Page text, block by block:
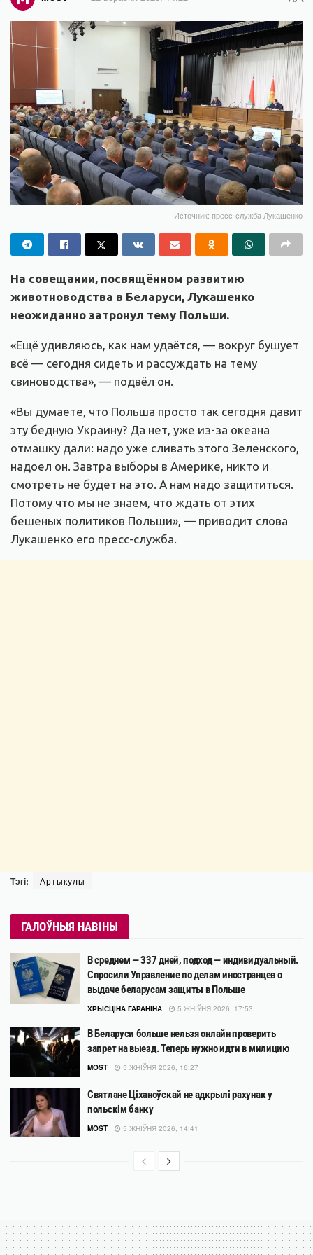
Источник: пресс-служба Лукашенко
На совещании, посвящённом развитию
животноводства в Беларуси, Лукашенко
неожиданно затронул тему Польши.
«Ещё удивляюсь, как нам удаётся, — вокруг бушует
всё — сегодня сидеть и рассуждать на тему
свиноводства», — подвёл он.
«Вы думаете, что Польша просто так сегодня давит
эту бедную Украину? Да нет, уже из-за океана
отмашку дали: надо уже сливать этого Зеленского,
надоел он. Завтра выборы в Америке, никто и
смотреть не будет на это. А нам надо защититься.
Потому что мы не знаем, что ждать от этих
бешеных политиков Польши», — приводит слова
Лукашенко его пресс-служба.
Тэгі: Артыкулы
ГАЛОЎНЫЯ НАВІНЫ
В среднем — 337 дней, подход — индивидуальный.
Спросили Управление по делам иностранцев о
выдаче беларусам защиты в Польше
ХРЫСЦІНА ГАРАНІНА 5 ЖНІЎНЯ 2026, 17:53
В Беларуси больше нельзя онлайн проверить
запрет на выезд. Теперь нужно идти в милицию
MOST 5 ЖНІЎНЯ 2026, 16:27
Святлане Ціханоўскай не адкрылі рахунак у
польскім банку
MOST 5 ЖНІЎНЯ 2026, 14:41